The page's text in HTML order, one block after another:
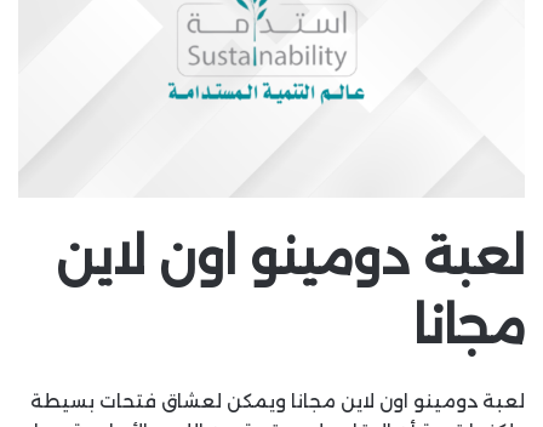
لعبة دومينو اون لاين
مجانا
لعبة دومينو اون لاين مجانا ويمكن لعشاق فتحات بسيطة